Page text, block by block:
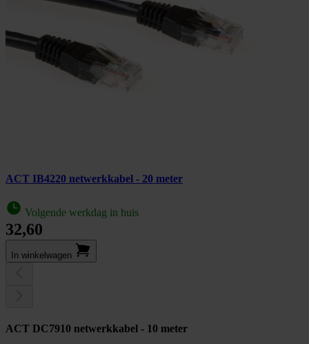
ACT IB4220 netwerkkabel - 20 meter
Volgende werkdag in huis
32,60
In winkel­wagen
ACT DC7910 netwerkkabel - 10 meter